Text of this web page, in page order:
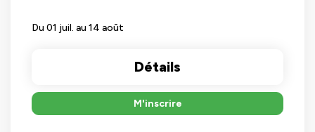
Du 01 juil. au 14 août
Détails
M'inscrire